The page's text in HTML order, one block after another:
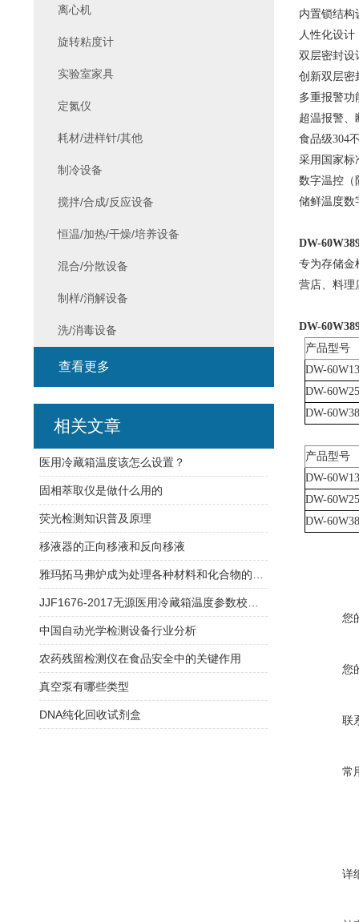
内置锁结构
人性化设计
双层密封设
创新双层密
多重报警功
超温报警、
食品级304
采用国家标
数字温控（
储鲜温度数
DW-
专为存储金
营店、料理
DW-
产品型号
DW-
DW-
DW-
产品型号
DW-
DW-
DW-
您
您
联
常
详
离心机
旋转粘度计
实验室家具
定氮仪
耗材/进样针/其他
制冷设备
搅拌/合成/反应设备
恒温/加热/干燥/培养设备
混合/分散设备
制样/消解设备
洗/消毒设备
查看更多
相关文章
医用冷藏箱温度该怎么设置？
固相萃取仪是做什么用的
荧光检测知识普及原理
移液器的正向移液和反向移液
中国自动光学检测设备行业分析
农药残留检测仪在食品安全中的关键作用
真空泵有哪些类型
DNA纯化回收试剂盒